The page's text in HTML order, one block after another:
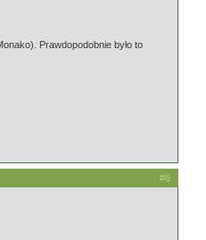
Prawdopodobnie było to
#6